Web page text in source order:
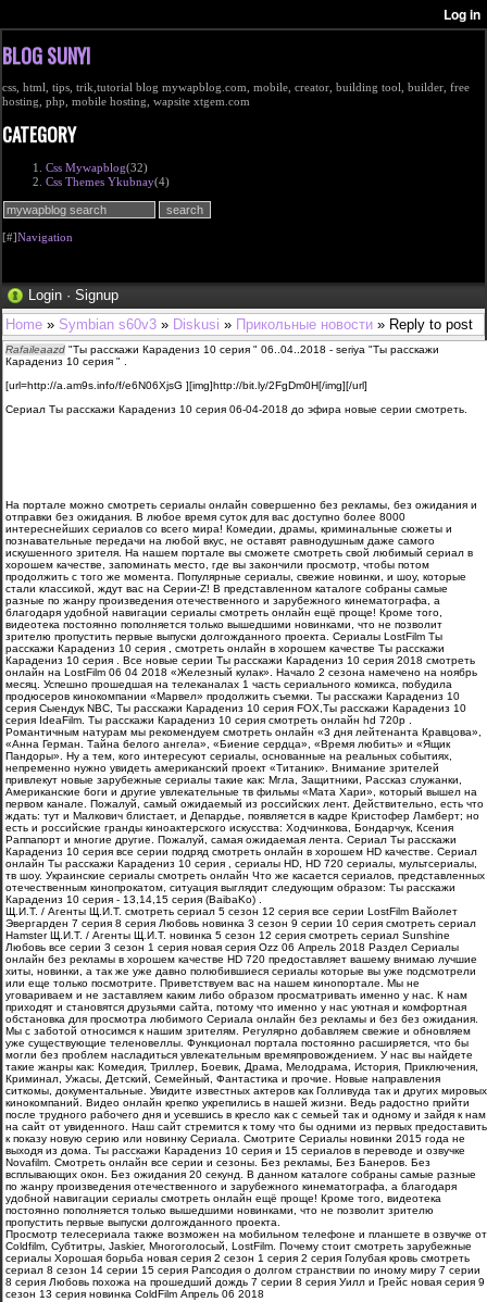
BLOG SUNYI
css, html, tips, trik,tutorial blog mywapblog.com, mobile, creator, building tool, builder, free
hosting, php, mobile hosting, wapsite xtgem.com
CATEGORY
Css Mywapblog(32)
Css Themes Ykubnay(4)
[#]Navigation
Login · Signup
Home » Symbian s60v3 » Diskusi » Прикольные новости » Reply to post
Rafaileaazd "Ты расскажи Карадениз 10 серия " 06..04..2018 - seriya "Ты расскажи
Карадениз 10 серия " .
[url=http://a.am9s.info/f/e6N06XjsG ][img]http://bit.ly/2FgDm0H[/img][/url]
Сериал Ты расскажи Карадениз 10 серия 06-04-2018 до эфира новые серии смотреть.
На портале можно смотреть сериалы онлайн совершенно без рекламы, без ожидания и
отправки без ожидания. В любое время суток для вас доступно более 8000
интереснейших сериалов со всего мира! Комедии, драмы, криминальные сюжеты и
познавательные передачи на любой вкус, не оставят равнодушным даже самого
искушенного зрителя. На нашем портале вы сможете смотреть свой любимый сериал в
хорошем качестве, запоминать место, где вы закончили просмотр, чтобы потом
продолжить с того же момента. Популярные сериалы, свежие новинки, и шоу, которые
стали классикой, ждут вас на Серии-Z! В представленном каталоге собраны самые
разные по жанру произведения отечественного и зарубежного кинематографа, а
благодаря удобной навигации сериалы смотреть онлайн ещё проще! Кроме того,
видеотека постоянно пополняется только вышедшими новинками, что не позволит
зрителю пропустить первые выпуски долгожданного проекта. Сериалы LostFilm Ты
расскажи Карадениз 10 серия , смотреть онлайн в хорошем качестве Ты расскажи
Карадениз 10 серия . Все новые серии Ты расскажи Карадениз 10 серия 2018 смотреть
онлайн на LostFilm 06 04 2018 «Железный кулак». Начало 2 сезона намечено на ноябрь
месяц. Успешно прошедшая на телеканалах 1 часть сериального комикса, побудила
продюсеров кинокомпании «Марвел» продолжить съемки. Ты расскажи Карадениз 10
серия Сыендук NBC, Ты расскажи Карадениз 10 серия FOX,Ты расскажи Карадениз 10
серия IdeaFilm. Ты расскажи Карадениз 10 серия смотреть онлайн hd 720p .
Романтичным натурам мы рекомендуем смотреть онлайн «3 дня лейтенанта Кравцова»,
«Анна Герман. Тайна белого ангела», «Биение сердца», «Время любить» и «Ящик
Пандоры». Ну а тем, кого интересуют сериалы, основанные на реальных событиях,
непременно нужно увидеть американский проект «Титаник». Внимание зрителей
привлекут новые зарубежные сериалы такие как: Мгла, Защитники, Рассказ служанки,
Американские боги и другие увлекательные тв фильмы «Мата Хари», который вышел на
первом канале. Пожалуй, самый ожидаемый из российских лент. Действительно, есть что
ждать: тут и Малкович блистает, и Депардье, появляется в кадре Кристофер Ламберт; но
есть и российские гранды киноактерского искусства: Ходчинкова, Бондарчук, Ксения
Раппапорт и многие другие. Пожалуй, самая ожидаемая лента. Сериал Ты расскажи
Карадениз 10 серия все серии подряд смотреть онлайн в хорошем HD качестве. Сериал
онлайн Ты расскажи Карадениз 10 серия , сериалы HD, HD 720 сериалы, мультсериалы,
тв шоу. Украинские сериалы смотреть онлайн Что же касается сериалов, представленных
отечественным кинопрокатом, ситуация выглядит следующим образом: Ты расскажи
Карадениз 10 серия - 13,14,15 серия (BaibaKo) .
Щ.И.Т. / Агенты Щ.И.Т. смотреть сериал 5 сезон 12 серия все серии LostFilm Вайолет
Эвергарден 7 серия 8 серия Любовь новинка 3 сезон 9 серии 10 серия смотреть сериал
Hamster Щ.И.Т. / Агенты Щ.И.Т. новинка 5 сезон 12 серия смотреть сериал Sunshine
Любовь все серии 3 сезон 1 серия новая серия Ozz 06 Апрель 2018 Раздел Сериалы
онлайн без рекламы в хорошем качестве HD 720 предоставляет вашему внимаю лучшие
хиты, новинки, а так же уже давно полюбившиеся сериалы которые вы уже подсмотрели
или еще только посмотрите. Приветствуем вас на нашем кинопортале. Мы не
уговариваем и не заставляем каким либо образом просматривать именно у нас. К нам
приходят и становятся друзьями сайта, потому что именно у нас уютная и комфортная
обстановка для просмотра любимого Сериала онлайн без рекламы и без без ожидания.
Мы с заботой относимся к нашим зрителям. Регулярно добавляем свежие и обновляем
уже существующие теленовеллы. Функционал портала постоянно расширяется, что бы
могли без проблем насладиться увлекательным времяпровождением. У нас вы найдете
такие жанры как: Комедия, Триллер, Боевик, Драма, Мелодрама, История, Приключения,
Криминал, Ужасы, Детский, Семейный, Фантастика и прочие. Новые направления
ситкомы, документальные. Увидите известных актеров как Голливуда так и других мировых
кинокомпаний. Видео онлайн крепко укрепились в нашей жизни. Ведь радостно прийти
после трудного рабочего дня и усевшись в кресло как с семьей так и одному и зайдя к нам
на сайт от увиденного. Наш сайт стремится к тому что бы одними из первых предоставить
к показу новую серию или новинку Сериала. Смотрите Сериалы новинки 2015 года не
выходя из дома. Ты расскажи Карадениз 10 серия и 15 сериалов в переводе и озвучке
Novafilm. Смотреть онлайн все серии и сезоны. Без рекламы, Без Банеров. Без
всплывающих окон. Без ожидания 20 секунд. В данном каталоге собраны самые разные
по жанру произведения отечественного и зарубежного кинематографа, а благодаря
удобной навигации сериалы смотреть онлайн ещё проще! Кроме того, видеотека
постоянно пополняется только вышедшими новинками, что не позволит зрителю
пропустить первые выпуски долгожданного проекта.
Просмотр телесериала также возможен на мобильном телефоне и планшете в озвучке от
Coldfilm, Субтитры, Jaskier, Многоголосый, LostFilm. Почему стоит смотреть зарубежные
сериалы Хорошая борьба новая серия 2 сезон 1 серия 2 серия Голубая кровь смотреть
сериал 8 сезон 14 серии 15 серия Рапсодия о долгом странствии по иному миру 7 серии
8 серия Любовь похожа на прошедший дождь 7 серии 8 серия Уилл и Грейс новая серия 9
сезон 13 серия новинка ColdFilm Апрель 06 2018